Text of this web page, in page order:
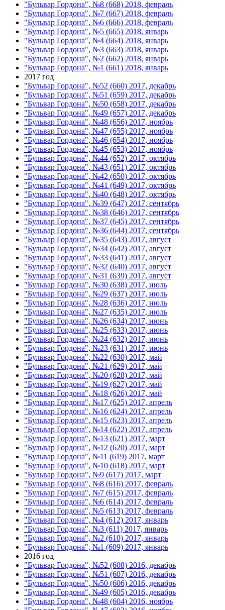
"Бульвар Гордона", №8 (668) 2018, февраль
"Бульвар Гордона", №7 (667) 2018, февраль
"Бульвар Гордона", №6 (666) 2018, февраль
"Бульвар Гордона", №5 (665) 2018, январь
"Бульвар Гордона", №4 (664) 2018, январь
"Бульвар Гордона", №3 (663) 2018, январь
"Бульвар Гордона", №2 (662) 2018, январь
"Бульвар Гордона", №1 (661) 2018, январь
2017 год
"Бульвар Гордона", №52 (660) 2017, декабрь
"Бульвар Гордона", №51 (659) 2017, декабрь
"Бульвар Гордона", №50 (658) 2017, декабрь
"Бульвар Гордона", №49 (657) 2017, декабрь
"Бульвар Гордона", №48 (656) 2017, ноябрь
"Бульвар Гордона", №47 (655) 2017, ноябрь
"Бульвар Гордона", №46 (654) 2017, ноябрь
"Бульвар Гордона", №45 (653) 2017, ноябрь
"Бульвар Гордона", №44 (652) 2017, октябрь
"Бульвар Гордона", №43 (651) 2017, октябрь
"Бульвар Гордона", №42 (650) 2017, октябрь
"Бульвар Гордона", №41 (649) 2017, октябрь
"Бульвар Гордона", №40 (648) 2017, октябрь
"Бульвар Гордона", №39 (647) 2017, сентябрь
"Бульвар Гордона", №38 (646) 2017, сентябрь
"Бульвар Гордона", №37 (645) 2017, сентябрь
"Бульвар Гордона", №36 (644) 2017, сентябрь
"Бульвар Гордона", №35 (643) 2017, август
"Бульвар Гордона", №34 (642) 2017, август
"Бульвар Гордона", №33 (641) 2017, август
"Бульвар Гордона", №32 (640) 2017, август
"Бульвар Гордона", №31 (639) 2017, август
"Бульвар Гордона", №30 (638) 2017, июль
"Бульвар Гордона", №29 (637) 2017, июль
"Бульвар Гордона", №28 (636) 2017, июль
"Бульвар Гордона", №27 (635) 2017, июль
"Бульвар Гордона", №26 (634) 2017, июнь
"Бульвар Гордона", №25 (633) 2017, июнь
"Бульвар Гордона", №24 (632) 2017, июнь
"Бульвар Гордона", №23 (631) 2017, июнь
"Бульвар Гордона", №22 (630) 2017, май
"Бульвар Гордона", №21 (629) 2017, май
"Бульвар Гордона", №20 (628) 2017, май
"Бульвар Гордона", №19 (627) 2017, май
"Бульвар Гордона", №18 (626) 2017, май
"Бульвар Гордона", №17 (625) 2017, апрель
"Бульвар Гордона", №16 (624) 2017, апрель
"Бульвар Гордона", №15 (623) 2017, апрель
"Бульвар Гордона", №14 (622) 2017, апрель
"Бульвар Гордона", №13 (621) 2017, март
"Бульвар Гордона", №12 (620) 2017, март
"Бульвар Гордона", №11 (619) 2017, март
"Бульвар Гордона", №10 (618) 2017, март
"Бульвар Гордона", №9 (617) 2017, март
"Бульвар Гордона", №8 (616) 2017, февраль
"Бульвар Гордона", №7 (615) 2017, февраль
"Бульвар Гордона", №6 (614) 2017, февраль
"Бульвар Гордона", №5 (613) 2017, февраль
"Бульвар Гордона", №4 (612) 2017, январь
"Бульвар Гордона", №3 (611) 2017, январь
"Бульвар Гордона", №2 (610) 2017, январь
"Бульвар Гордона", №1 (609) 2017, январь
2016 год
"Бульвар Гордона", №52 (608) 2016, декабрь
"Бульвар Гордона", №51 (607) 2016, декабрь
"Бульвар Гордона", №50 (606) 2016, декабрь
"Бульвар Гордона", №49 (605) 2016, декабрь
"Бульвар Гордона", №48 (604) 2016, ноябрь